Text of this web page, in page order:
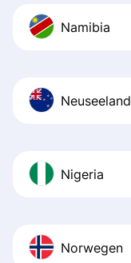
Namibia
Neuseeland
Nigeria
Norwegen